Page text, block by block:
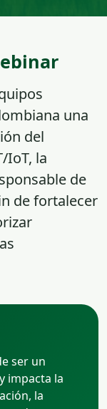
una
del
IoT, la
de
de fortalecer
ser un
impacta la
la